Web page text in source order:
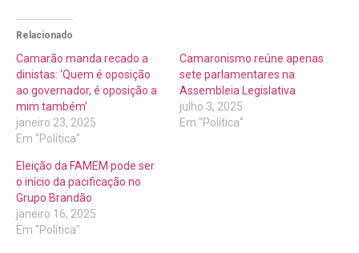
Relacionado
Camarão manda recado a
dinistas: ‘Quem é oposição
ao governador, é oposição a
mim também’
janeiro 23, 2025
Em "Política"
Camaronismo reúne apenas
sete parlamentares na
Assembleia Legislativa
julho 3, 2025
Em "Política"
Eleição da FAMEM pode ser
o início da pacificação no
Grupo Brandão
janeiro 16, 2025
Em "Política"